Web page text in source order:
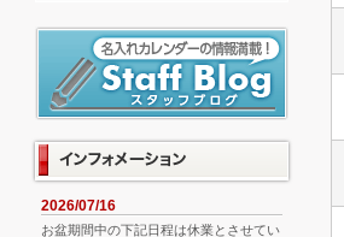
2026/07/16
お盆期間中の下記日程は休業とさせてい